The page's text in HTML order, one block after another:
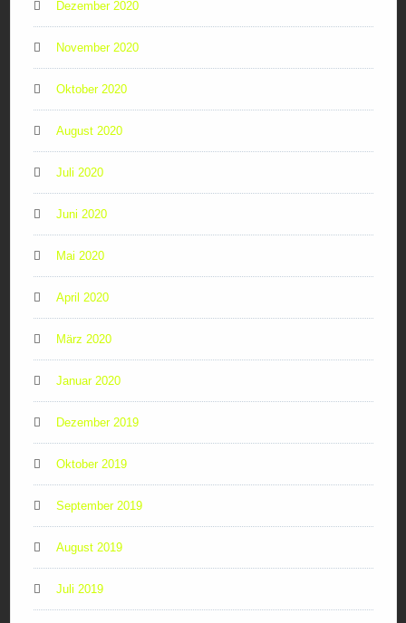
Dezember 2020
November 2020
Oktober 2020
August 2020
Juli 2020
Juni 2020
Mai 2020
April 2020
März 2020
Januar 2020
Dezember 2019
Oktober 2019
September 2019
August 2019
Juli 2019